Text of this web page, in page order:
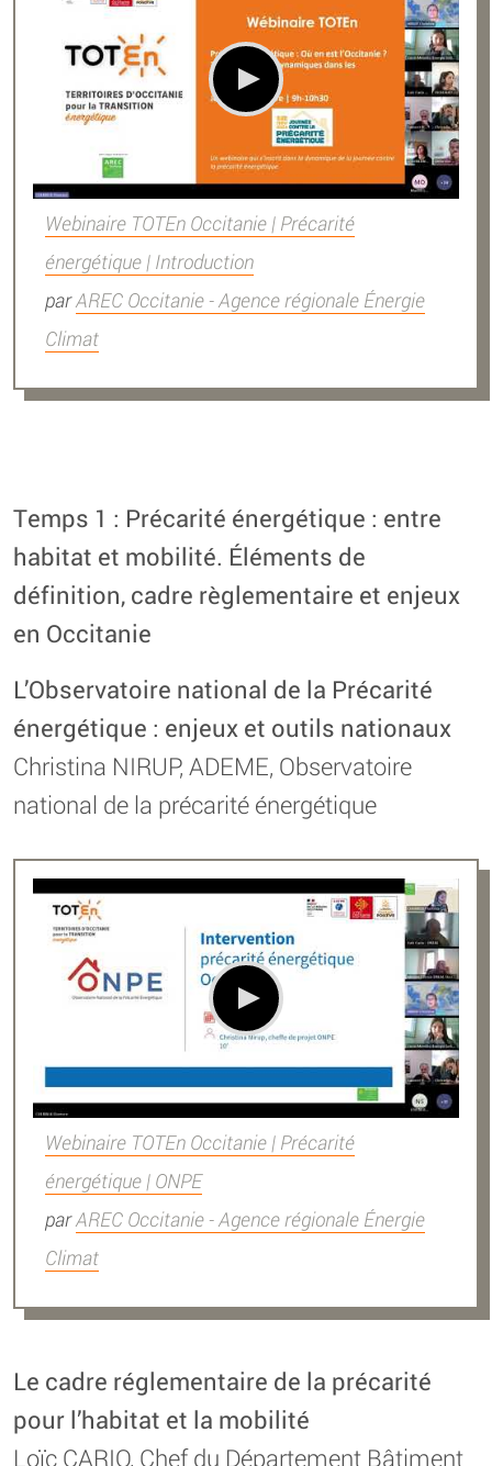
Webinaire TOTEn Occitanie | Précarité
énergétique | Introduction
parAREC Occitanie - Agence régionale Énergie
Climat
Temps 1 : Précarité énergétique : entre
habitat et mobilité. Éléments de
définition, cadre règlementaire et enjeux
en Occitanie
L’Observatoire national de la Précarité
énergétique : enjeux et outils nationaux
Christina NIRUP, ADEME, Observatoire
national de la précarité énergétique
Webinaire TOTEn Occitanie | Précarité
énergétique | ONPE
parAREC Occitanie - Agence régionale Énergie
Climat
Le cadre réglementaire de la précarité
pour l’habitat et la mobilité
Loïc CARIO, Chef du Département Bâtiment